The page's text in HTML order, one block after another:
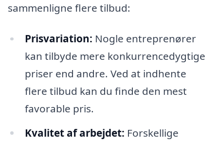
sammenligne flere tilbud:
Prisvariation: Nogle entreprenører
kan tilbyde mere konkurrencedygtige
priser end andre. Ved at indhente
flere tilbud kan du finde den mest
favorable pris.
Kvalitet af arbejdet: Forskellige